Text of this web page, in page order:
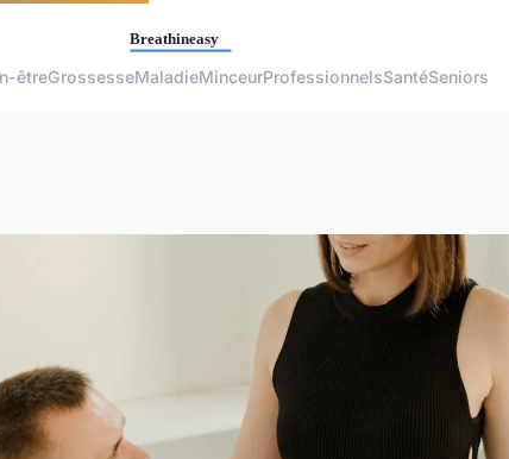
êtreGrossesseMaladieMinceurProfessionnelsSantéSeniors